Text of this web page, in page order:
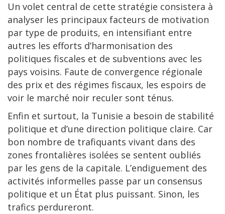
Un volet central de cette stratégie consistera à
analyser les principaux facteurs de motivation
par type de produits, en intensifiant entre
autres les efforts d’harmonisation des
politiques fiscales et de subventions avec les
pays voisins. Faute de convergence régionale
des prix et des régimes fiscaux, les espoirs de
voir le marché noir reculer sont ténus.
Enfin et surtout, la Tunisie a besoin de stabilité
politique et d’une direction politique claire. Car
bon nombre de trafiquants vivant dans des
zones frontalières isolées se sentent oubliés
par les gens de la capitale. L’endiguement des
activités informelles passe par un consensus
politique et un État plus puissant. Sinon, les
trafics perdureront.